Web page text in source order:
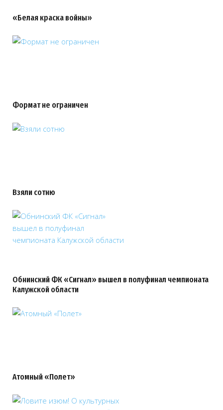
«Белая краска войны»
Формат не ограничен
Взяли сотню
Обнинский ФК «Сигнал» вышел в полуфинал чемпионата
Калужской области
Атомный «Полет»